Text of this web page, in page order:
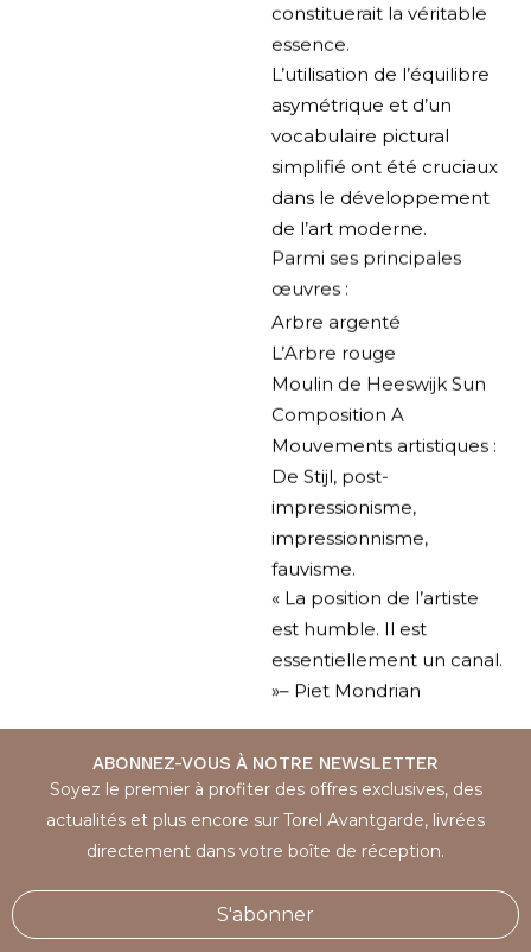
constituerait la véritable
essence.
L’utilisation de l’équilibre
asymétrique et d’un
vocabulaire pictural
simplifié ont été cruciaux
dans le développement
de l’art moderne.
Parmi ses principales
œuvres :
Arbre argenté
L’Arbre rouge
Moulin de Heeswijk Sun
Composition A
Mouvements artistiques :
De Stijl, post-
impressionisme,
impressionnisme,
fauvisme.
« La position de l’artiste
est humble. Il est
essentiellement un canal.
»– Piet Mondrian
ABONNEZ-VOUS À NOTRE NEWSLETTER
Soyez le premier à profiter des offres exclusives, des
actualités et plus encore sur Torel Avantgarde, livrées
directement dans votre boîte de réception.
S'abonner